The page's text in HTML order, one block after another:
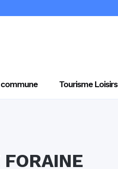
Tourisme Loisirs
FORAINE